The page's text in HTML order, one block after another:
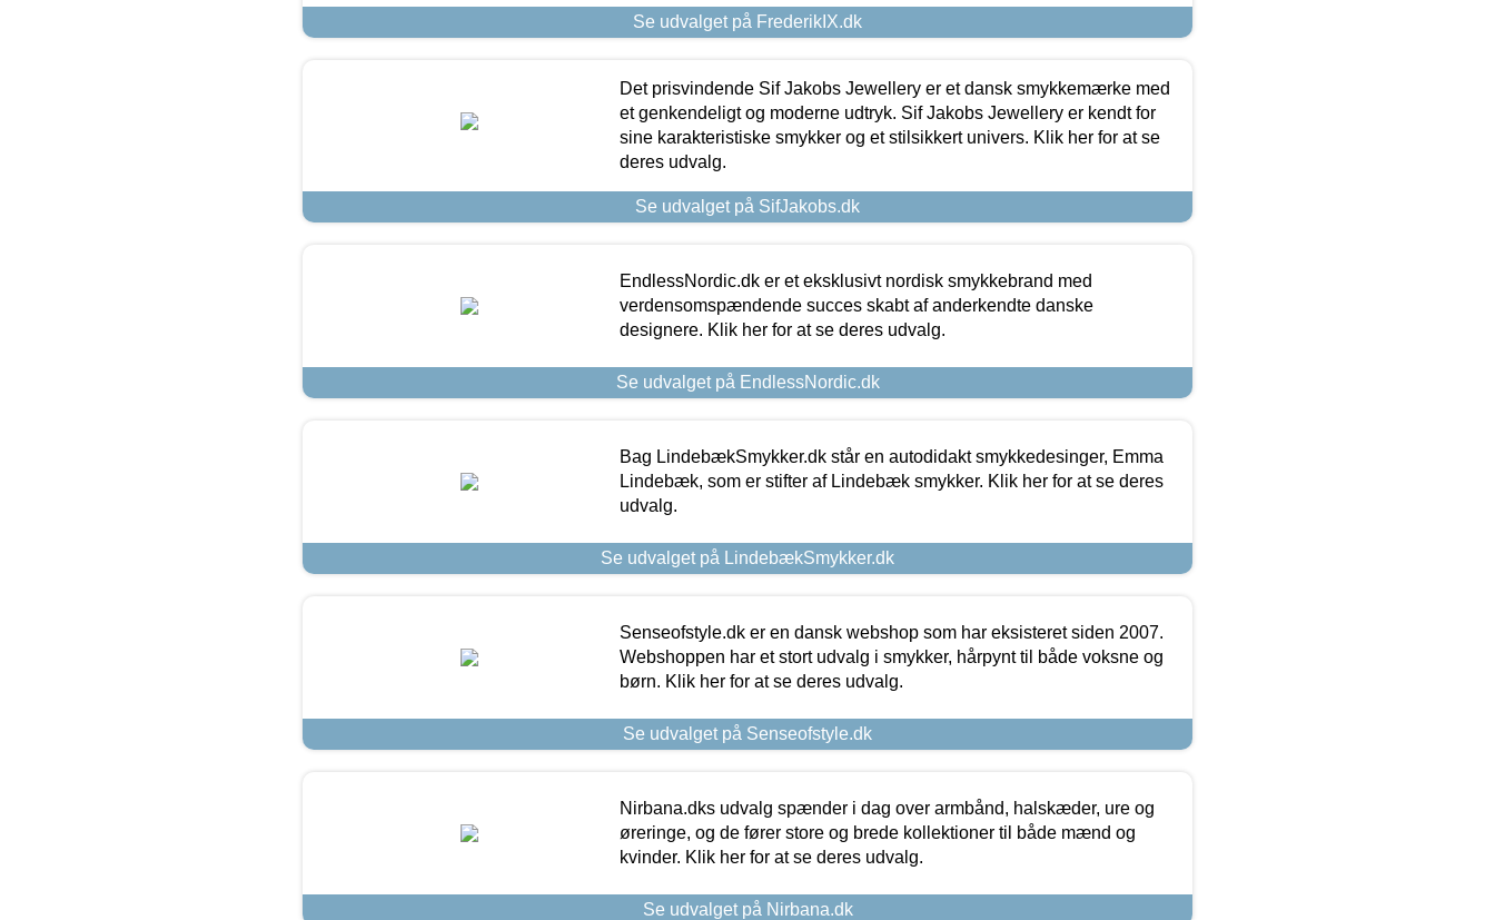
Se udvalget på FrederikIX.dk
Det prisvindende Sif Jakobs Jewellery er et dansk smykkemærke med
et genkendeligt og moderne udtryk. Sif Jakobs Jewellery er kendt for
sine karakteristiske smykker og et stilsikkert univers. Klik her for at se
deres udvalg.
Se udvalget på SifJakobs.dk
EndlessNordic.dk er et eksklusivt nordisk smykkebrand med
verdensomspændende succes skabt af anderkendte danske
designere. Klik her for at se deres udvalg.
Se udvalget på EndlessNordic.dk
Bag LindebækSmykker.dk står en autodidakt smykkedesinger, Emma
Lindebæk, som er stifter af Lindebæk smykker. Klik her for at se deres
udvalg.
Se udvalget på LindebækSmykker.dk
Senseofstyle.dk er en dansk webshop som har eksisteret siden 2007.
Webshoppen har et stort udvalg i smykker, hårpynt til både voksne og
børn. Klik her for at se deres udvalg.
Se udvalget på Senseofstyle.dk
Nirbana.dks udvalg spænder i dag over armbånd, halskæder, ure og
øreringe, og de fører store og brede kollektioner til både mænd og
kvinder. Klik her for at se deres udvalg.
Se udvalget på Nirbana.dk